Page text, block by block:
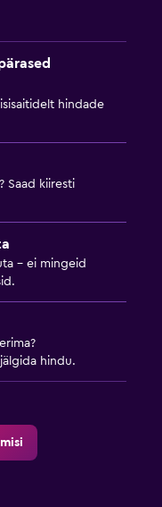
hindade
Saad kiiresti
– ei mingeid
jälgida hindu.